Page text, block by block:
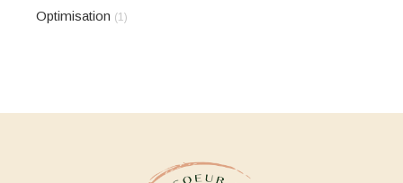
Optimisation (1)